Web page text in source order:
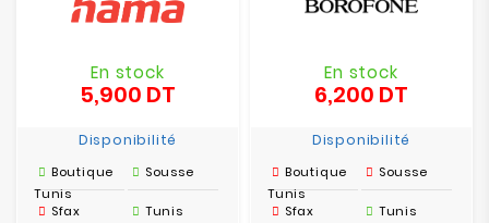
En stock
5,900 DT
Disponibilité
Boutique
Tunis
Sousse
Sfax
Tunis
En stock
6,200 DT
Disponibilité
Boutique
Tunis
Sousse
Sfax
Tunis